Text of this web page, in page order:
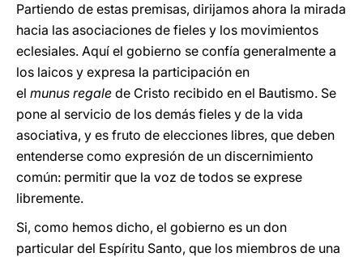
Partiendo de estas premisas, dirijamos ahora la mirada
hacia las asociaciones de fieles y los movimientos
eclesiales. Aquí el gobierno se confía generalmente a
los laicos y expresa la participación en
el munus regale de Cristo recibido en el Bautismo. Se
pone al servicio de los demás fieles y de la vida
asociativa, y es fruto de elecciones libres, que deben
entenderse como expresión de un discernimiento
común: permitir que la voz de todos se exprese
libremente.
Si, como hemos dicho, el gobierno es un don
particular del Espíritu Santo, que los miembros de una